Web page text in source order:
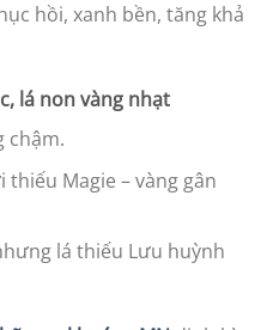
hồi, xanh bền, tăng khả
lá non vàng nhạt
chậm.
thiếu Magie – vàng gân
lá thiếu Lưu huỳnh